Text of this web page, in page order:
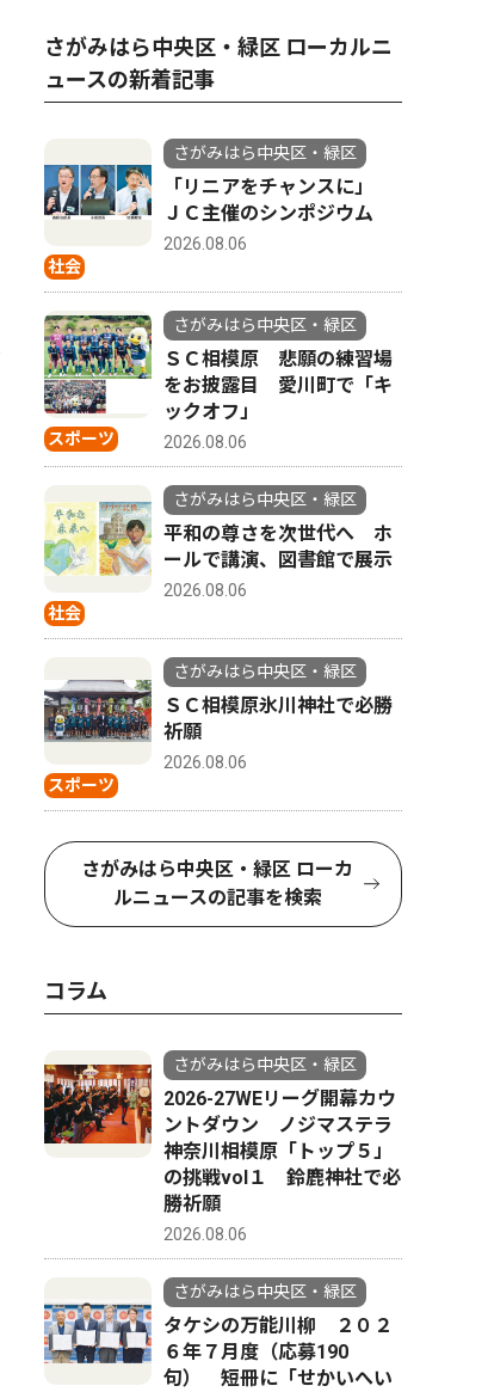
4
「一番は、皆に楽しんでもら
うこと」 SC相模原応援団体
R.O.O.T.S コールリーダー
館内覧
小澤仁院
さがみはら中央区・緑区 ローカルニ
ュースの新着記事
社会
さがみはら中央区・緑区
「リニアをチャンスに」
ＪＣ主催のシンポジウム
2026.08.06
スポーツ
さがみはら中央区・緑区
ＳＣ相模原 悲願の練習場
をお披露目 愛川町で「キ
ックオフ」
2026.08.06
社会
さがみはら中央区・緑区
平和の尊さを次世代へ ホ
ールで講演、図書館で展示
2026.08.06
スポーツ
さがみはら中央区・緑区
ＳＣ相模原氷川神社で必勝
祈願
2026.08.06
さがみはら中央区・緑区 ローカ
ルニュースの記事を検索
コラム
さがみはら中央区・緑区
2026-27WEリーグ開幕カウ
ントダウン ノジマステラ
神奈川相模原「トップ５」
の挑戦vol１ 鈴鹿神社で必
勝祈願
2026.08.06
さがみはら中央区・緑区
タケシの万能川柳 ２０２
６年７月度（応募190
句） 短冊に「せかいへい